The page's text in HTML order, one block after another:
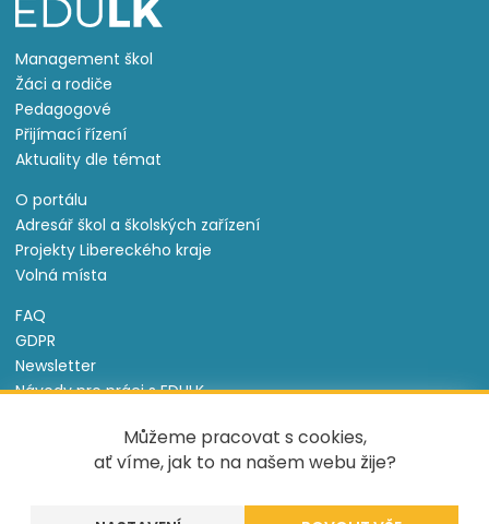
Můžeme pracovat s cookies,
ať víme, jak to na našem webu žije?
Management škol
Žáci a rodiče
Pedagogové
Přijímací řízení
Aktuality dle témat
O portálu
Adresář škol a školských zařízení
Projekty Libereckého kraje
Volná místa
FAQ
GDPR
Newsletter
Návody pro práci s EDULK
Nastavení cookies
Informace o souborech cookie